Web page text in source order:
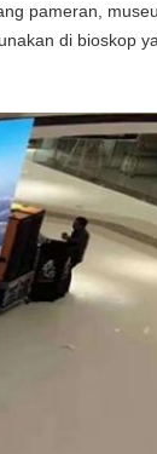
pameran,
di bioskop